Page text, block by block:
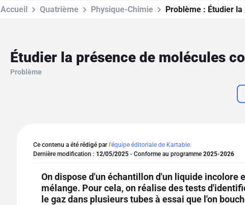
Accueil Quatrième Physique-Chimie Problème : Étudier
Étudier la présence de molécules
Problème
Ce contenu a été rédigé par l'équipe éditoriale de Kartable.
Dernière modification : 12/05/2025 - Conforme au programme 2025-2026
On dispose d'un échantillon d'un liquide
mélange. Pour cela, on réalise des tests
le gaz dans plusieurs tubes à essai que l'on